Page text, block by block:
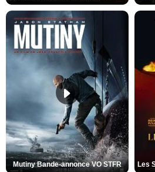
Mutiny Bande-annonce VO STFR